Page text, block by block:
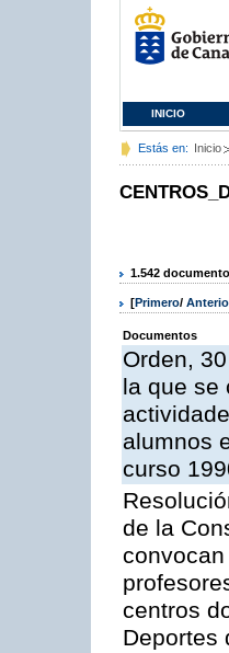
INICIO
Estás en: Inicio
1.542
[Primero/
Documentos
Orden,
la que se
alumnos
curso
de la
centros
Deportes